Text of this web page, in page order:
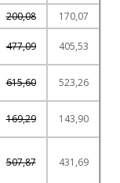
200,08
170,07
477,09 405,53
615,60 523,26
169,29 143,90
507,87 431,69